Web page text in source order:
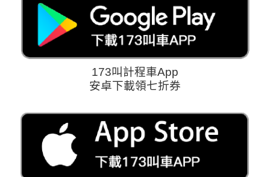
173叫計程車App
安卓下載領七折券